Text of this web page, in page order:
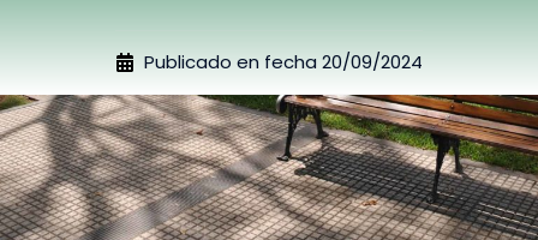
Publicado en fecha 20/09/2024